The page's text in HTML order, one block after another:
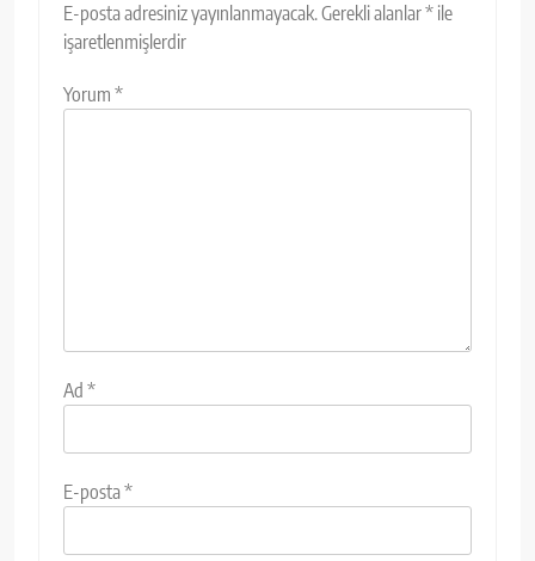
E-posta adresiniz yayınlanmayacak.Gerekli alanlar* ile
işaretlenmişlerdir
Yorum *
Ad *
E-posta*